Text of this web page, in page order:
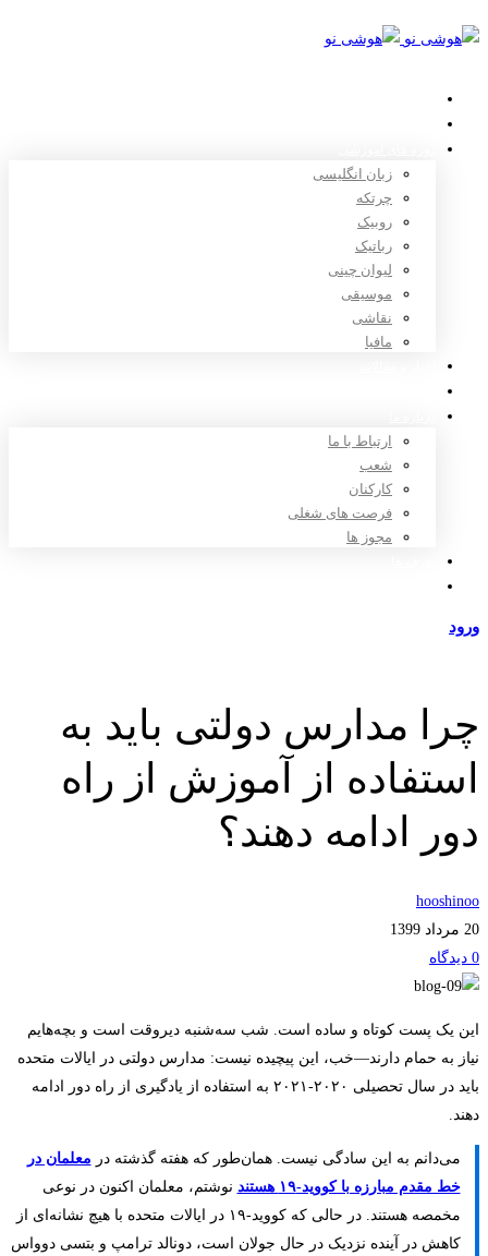
زبان انگلیسی
چرتکه
روبیک
رباتیک
لیوان چینی
موسیقی
نقاشی
مافیا
ارتباط با ما
شعب
کارکنان
فرصت های شغلی
مجوز ها
ورود
چرا مدارس دولتی باید به
استفاده از آموزش از راه
دور ادامه دهند؟
hooshinoo
20 مرداد 1399
0 دیدگاه‌
چرا
مدارس
دولتی
باید
به
این یک پست کوتاه و ساده است. شب سه‌شنبه دیروقت است و بچه‌هایم
نیاز به حمام دارند—خب، این پیچیده نیست: مدارس دولتی در ایالات متحده
باید در سال تحصیلی ۲۰۲۰-۲۰۲۱ به استفاده از یادگیری از راه دور ادامه
دهند.
می‌دانم به این سادگی نیست. همان‌طور که هفته گذشته در معلمان در
خط مقدم مبارزه با کووید-۱۹ هستند
نوشتم، معلمان اکنون در نوعی
مخمصه هستند. در حالی که کووید-۱۹ در ایالات متحده با هیچ نشانه‌ای از
کاهش در آینده نزدیک در حال جولان است، دونالد ترامپ و بتسی دوواس